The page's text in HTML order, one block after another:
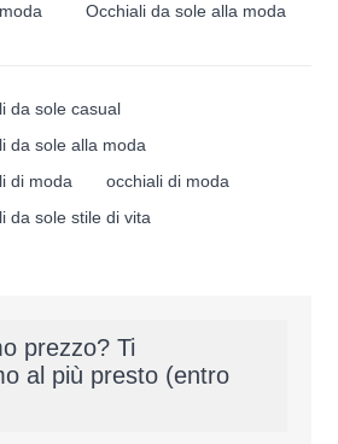
Occhiali da sole alla moda
da sole casual
da sole alla moda
di moda
occhiali di moda
da sole stile di vita
prezzo? Ti
al più presto (entro